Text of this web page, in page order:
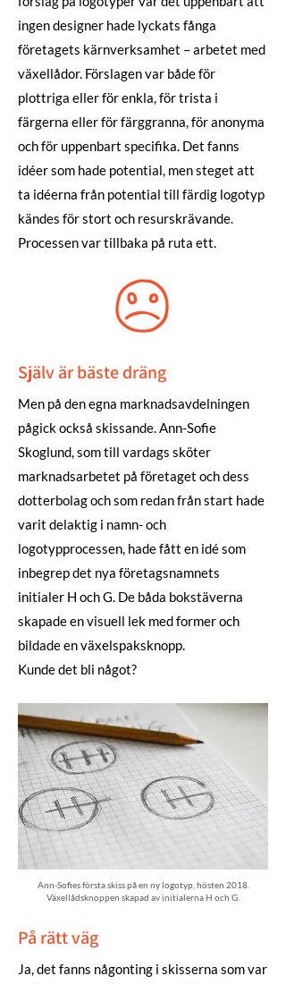
ingen designer hade lyckats fånga
företagets kärnverksamhet – arbetet med
växellådor. Förslagen var både för
plottriga eller för enkla, för trista i
färgerna eller för färggranna, för anonyma
och för uppenbart specifika. Det fanns
idéer som hade potential, men steget att
ta idéerna från potential till färdig logotyp
kändes för stort och resurskrävande.
Processen var tillbaka på ruta ett.
Själv är bäste dräng
Men på den egna marknadsavdelningen
pågick också skissande. Ann-Sofie
Skoglund, som till vardags sköter
marknadsarbetet på företaget och dess
dotterbolag och som redan från start hade
varit delaktig i namn- och
logotypprocessen, hade fått en idé som
inbegrep det nya företagsnamnets
initialer H och G. De båda bokstäverna
skapade en visuell lek med former och
bildade en växelspaksknopp.
Kunde det bli något?
Ann-Sofies första skiss på en ny logotyp, hösten 2018.
Växellådsknoppen skapad av initialerna H och G.
På rätt väg
Ja, det fanns någonting i skisserna som var